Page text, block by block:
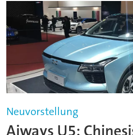
Neuvorstellung
Aiways U5: